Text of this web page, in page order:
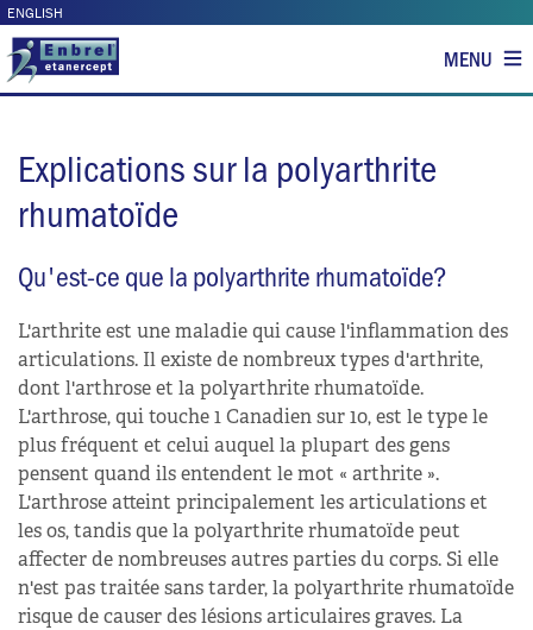
ENGLISH
Explications sur la polyarthrite
rhumatoïde
Qu'est-ce que la polyarthrite rhumatoïde?
L'arthrite est une maladie qui cause l'inflammation des
articulations. Il existe de nombreux types d'arthrite,
dont l'arthrose et la polyarthrite rhumatoïde.
L'arthrose, qui touche 1 Canadien sur 10, est le type le
plus fréquent et celui auquel la plupart des gens
pensent quand ils entendent le mot « arthrite ».
L'arthrose atteint principalement les articulations et
les os, tandis que la polyarthrite rhumatoïde peut
affecter de nombreuses autres parties du corps. Si elle
n'est pas traitée sans tarder, la polyarthrite rhumatoïde
risque de causer des lésions articulaires graves. La